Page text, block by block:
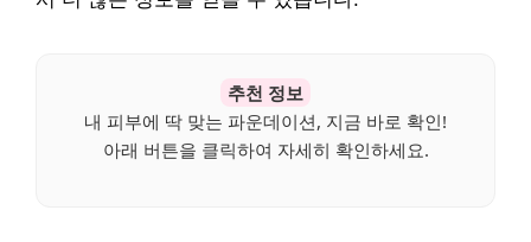
추천 정보
내 피부에 딱 맞는 파운데이션, 지금 바로 확인!
아래 버튼을 클릭하여 자세히 확인하세요.